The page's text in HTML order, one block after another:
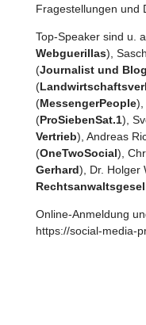
Fragestellungen und
Top-Speaker sind u.
Webguerillas),
(Journalist und
(
(MessengerPeople),
(ProSiebenSat.1),
Vertrieb), Andreas
(OneTwoSocial),
Gerhard), Dr. Holger
Online-Anmeldung
https://social-media-